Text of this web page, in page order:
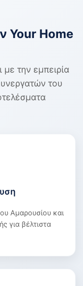
Your Home
την εμπειρία
του
Αμαρουσίου και
για βέλτιστα